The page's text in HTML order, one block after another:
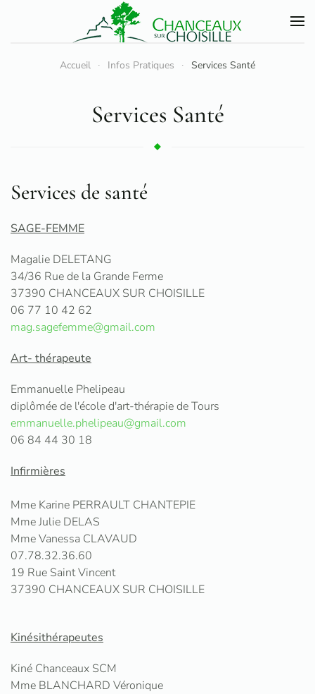
Accéder au contenu principal
Accueil Infos Pratiques Services Santé
Services Santé
Services de santé
SAGE-FEMME
Magalie DELETANG
34/36 Rue de la Grande Ferme
37390 CHANCEAUX SUR CHOISILLE
06 77 10 42 62
mag.sagefemme@gmail.com
Art- thérapeute
Emmanuelle Phelipeau
diplômée de l'école d'art-thérapie de Tours
emmanuelle.phelipeau@gmail.com
06 84 44 30 18
Infirmières
Mme Karine PERRAULT CHANTEPIE
Mme Julie DELAS
Mme Vanessa CLAVAUD
07.78.32.36.60
19 Rue Saint Vincent
37390 CHANCEAUX SUR CHOISILLE
Kinésithérapeutes
Kiné Chanceaux SCM
Mme BLANCHARD Véronique